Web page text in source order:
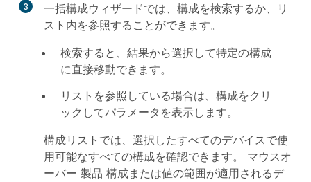
3
一括構成ウィザードでは、構成を検索するか、リ
スト内を参照することができます。
検索すると、結果から選択して特定の構成
に直接移動できます。
リストを参照している場合は、構成をクリ
ックしてパラメータを表示します。
構成リストでは、選択したすべてのデバイスで使
用可能なすべての構成を確認できます。 マウスオ
ーバー 製品 構成または値の範囲が適用されるデ